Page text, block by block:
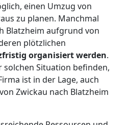
einen Umzug von
zu planen. Manchmal
Blatzheim aufgrund von
plötzlichen
organisiert werden.
solchen Situation befinden,
ist in der Lage, auch
Zwickau nach Blatzheim